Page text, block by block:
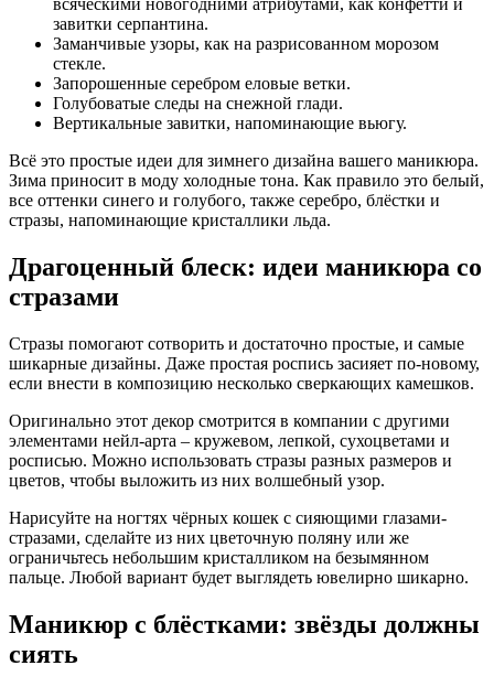
всяческими новогодними атрибутами, как конфетти и
завитки серпантина.
Заманчивые узоры, как на разрисованном морозом
стекле.
Запорошенные серебром еловые ветки.
Голубоватые следы на снежной глади.
Вертикальные завитки, напоминающие вьюгу.
Всё это простые идеи для зимнего дизайна вашего маникюра.
Зима приносит в моду холодные тона. Как правило это белый,
все оттенки синего и голубого, также серебро, блёстки и
стразы, напоминающие кристаллики льда.
Драгоценный блеск: идеи маникюра со
стразами
Стразы помогают сотворить и достаточно простые, и самые
шикарные дизайны. Даже простая роспись засияет по-новому,
если внести в композицию несколько сверкающих камешков.
Оригинально этот декор смотрится в компании с другими
элементами нейл-арта – кружевом, лепкой, сухоцветами и
росписью. Можно использовать стразы разных размеров и
цветов, чтобы выложить из них волшебный узор.
Нарисуйте на ногтях чёрных кошек с сияющими глазами-
стразами, сделайте из них цветочную поляну или же
ограничьтесь небольшим кристалликом на безымянном
пальце. Любой вариант будет выглядеть ювелирно шикарно.
Маникюр с блёстками: звёзды должны
сиять